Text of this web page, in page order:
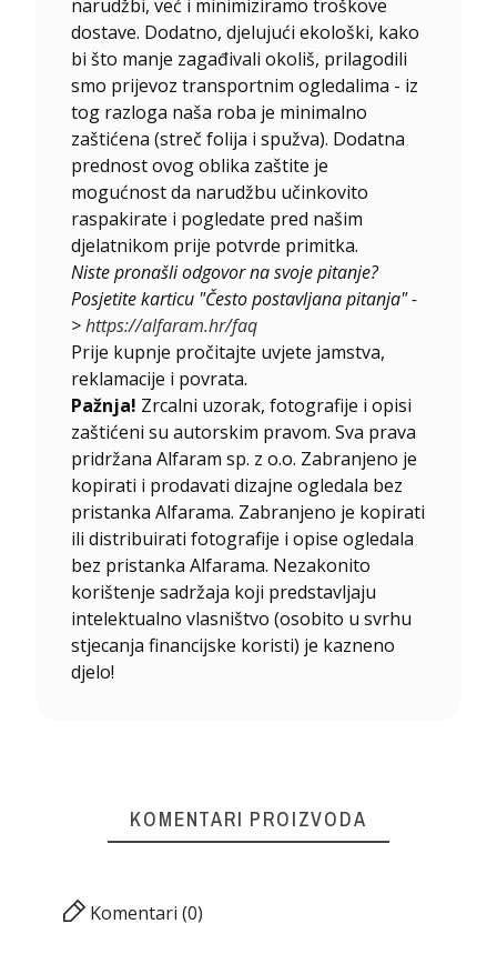
narudžbi, već i minimiziramo troškove
dostave. Dodatno, djelujući ekološki, kako
bi što manje zagađivali okoliš, prilagodili
smo prijevoz transportnim ogledalima - iz
tog razloga naša roba je minimalno
zaštićena (streč folija i spužva). Dodatna
prednost ovog oblika zaštite je
mogućnost da narudžbu učinkovito
raspakirate i pogledate pred našim
djelatnikom prije potvrde primitka.
Niste pronašli odgovor na svoje pitanje?
Posjetite karticu "Često postavljana pitanja" -
>https://alfaram.hr/faq
Prije kupnje pročitajte uvjete jamstva,
reklamacije i povrata.
Pažnja! Zrcalni uzorak, fotografije i opisi
zaštićeni su autorskim pravom. Sva prava
pridržana Alfaram sp. z o.o. Zabranjeno je
kopirati i prodavati dizajne ogledala bez
pristanka Alfarama. Zabranjeno je kopirati
ili distribuirati fotografije i opise ogledala
bez pristanka Alfarama. Nezakonito
korištenje sadržaja koji predstavljaju
intelektualno vlasništvo (osobito u svrhu
stjecanja financijske koristi) je kazneno
djelo!
KOMENTARI PROIZVODA
Komentari (0)